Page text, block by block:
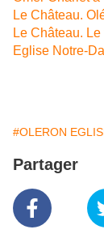
Le Château.
Le Château.
Eglise Notre-
#OLERON
Partager